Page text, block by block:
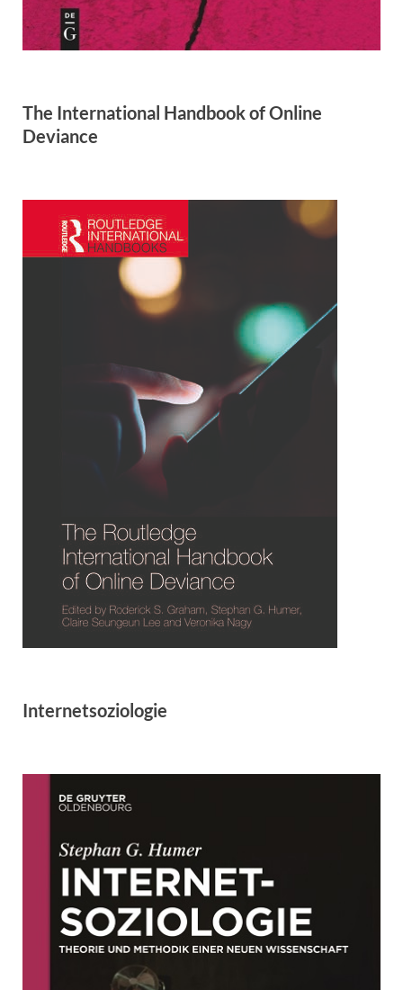
The International Handbook of Online
Deviance
Internetsoziologie